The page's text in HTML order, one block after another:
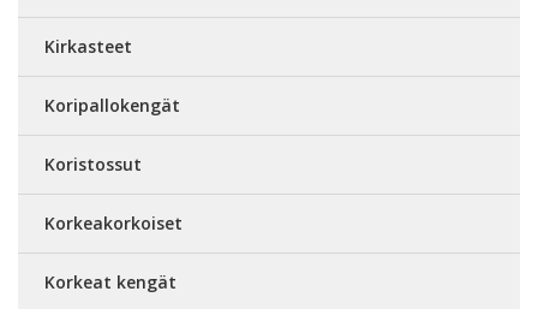
Kirkasteet
Koripallokengät
Koristossut
Korkeakorkoiset
Korkeat kengät